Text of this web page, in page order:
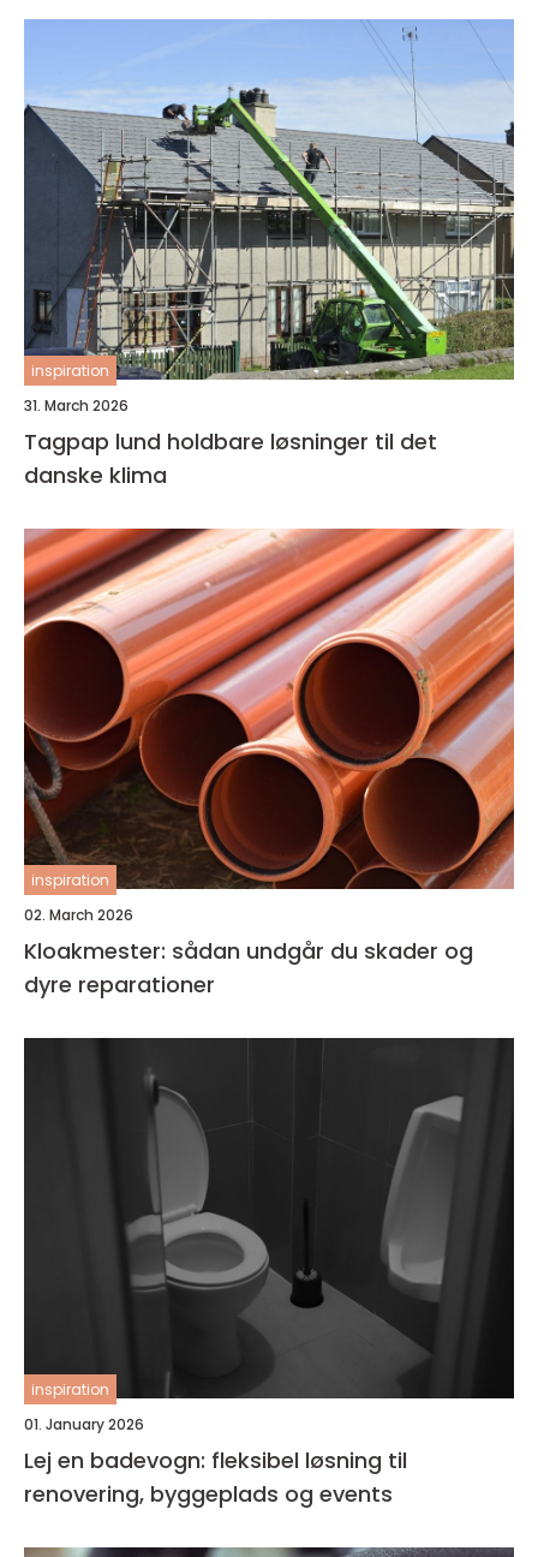
inspiration
31. March 2026
Tagpap lund holdbare løsninger til det
danske klima
inspiration
02. March 2026
Kloakmester: sådan undgår du skader og
dyre reparationer
inspiration
01. January 2026
Lej en badevogn: fleksibel løsning til
renovering, byggeplads og events